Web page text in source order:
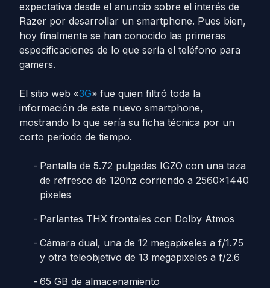
expectativa desde el anuncio sobre el interés de
Razer por desarrollar un smartphone. Pues bien,
hoy finalmente se han conocido las primeras
especificaciones de lo que sería el teléfono para
gamers.
El sitio web «3G» fue quien filtró toda la
información de este nuevo smartphone,
mostrando lo que sería su ficha técnica por un
corto periodo de tiempo.
Pantalla de 5.72 pulgadas IGZO con una taza
de refresco de 120hz corriendo a 2560×1440
pixeles
Parlantes THX frontales con Dolby Atmos
Cámara dual, una de 12 megapixeles a f/1.75
y otra teleobjetivo de 13 megapixeles a f/2.6
65 GB de almacenamiento